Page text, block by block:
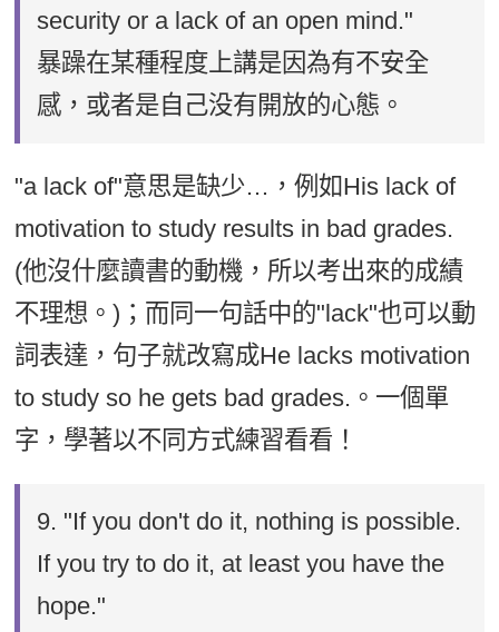
security or a lack of an open mind."
暴躁在某種程度上講是因為有不安全
感，或者是自己没有開放的心態。
"a lack of"意思是缺少…，例如His lack of
motivation to study results in bad grades.
(他沒什麼讀書的動機，所以考出來的成績
不理想。)；而同一句話中的"lack"也可以動
詞表達，句子就改寫成He lacks motivation
to study so he gets bad grades.。一個單
字，學著以不同方式練習看看！
9. "If you don't do it, nothing is possible.
If you try to do it, at least you have the
hope."